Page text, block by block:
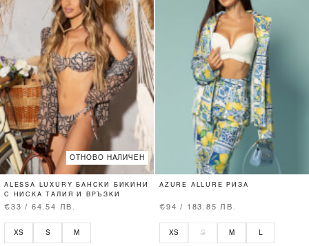
ОТНОВО НАЛИЧЕН
ALESSA LUXURY БАНСКИ БИКИНИ
С НИСКА ТАЛИЯ И ВРЪЗКИ
€33 / 64.54 ЛВ.
XS S M
AZURE ALLURE РИЗА
€94 / 183.85 ЛВ.
XS S M